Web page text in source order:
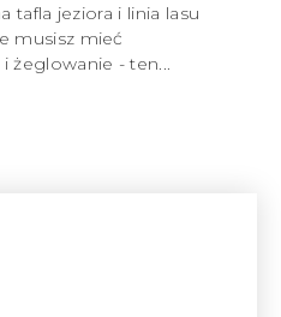
tafla jeziora i linia lasu
musisz mieć
żeglowanie - ten...